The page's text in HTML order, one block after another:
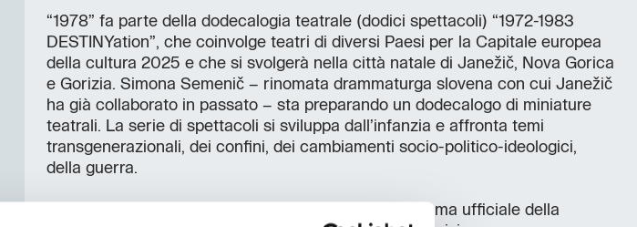
“1978” fa parte della dodecalogia teatrale (dodici spettacoli) “1972-1983
DESTINYation”, che coinvolge teatri di diversi Paesi per la Capitale europea
della cultura 2025 e che si svolgerà nella città natale di Janežič, Nova Gorica
e Gorizia. Simona Semenič – rinomata drammaturga slovena con cui Janežič
ha già collaborato in passato – sta preparando un dodecalogo di miniature
teatrali. La serie di spettacoli si sviluppa dall’infanzia e affronta temi
transgenerazionali, dei confini, dei cambiamenti socio-politico-ideologici,
della guerra.
“1978” sarà uno degli spettacoli presenti nel programma ufficiale della